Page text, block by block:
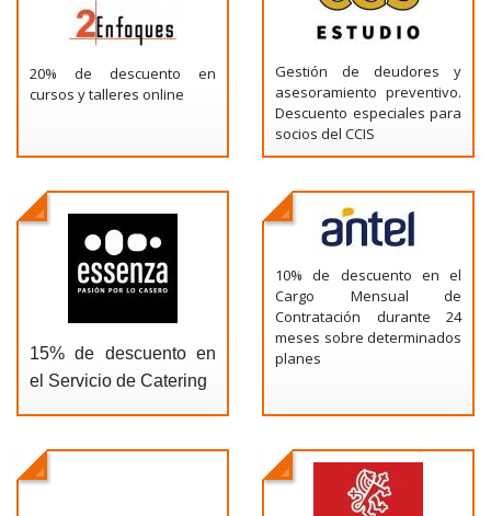
20% de descuento en
cursos y talleres online
Gestión de deudores y
asesoramiento preventivo.
Descuento especiales para
socios del CCIS
15% de descuento en
el Servicio de Catering
10% de descuento en el
Cargo Mensual de
Contratación durante 24
meses sobre determinados
planes